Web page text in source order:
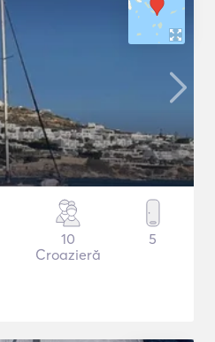
10
Croazieră
5